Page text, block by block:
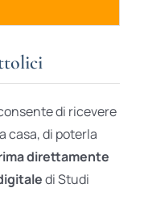
di ricevere
casa, di poterla
direttamente
di Studi